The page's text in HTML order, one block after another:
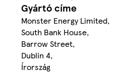
Gyártó címe
Monster Energy Limited,
South Bank House,
Barrow Street,
Dublin 4,
Írország